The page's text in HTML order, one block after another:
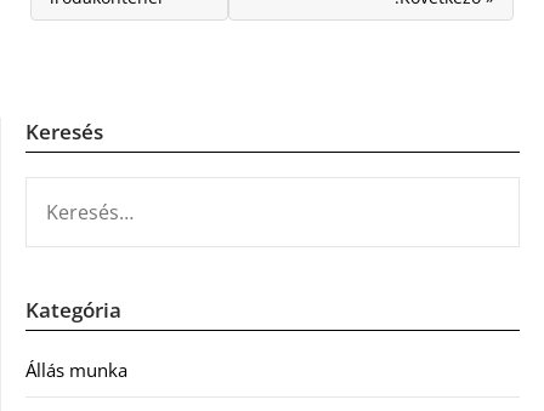
Keresés
Kategória
Állás munka